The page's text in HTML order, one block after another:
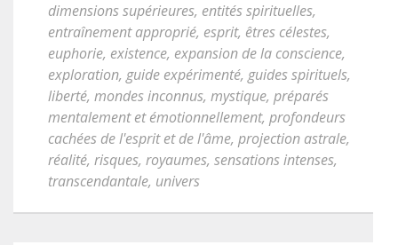
dimensions supérieures, entités spirituelles,
entraînement approprié, esprit, êtres célestes,
euphorie, existence, expansion de la conscience,
exploration, guide expérimenté, guides spirituels,
liberté, mondes inconnus, mystique, préparés
mentalement et émotionnellement, profondeurs
cachées de l'esprit et de l'âme, projection astrale,
réalité, risques, royaumes, sensations intenses,
transcendantale, univers